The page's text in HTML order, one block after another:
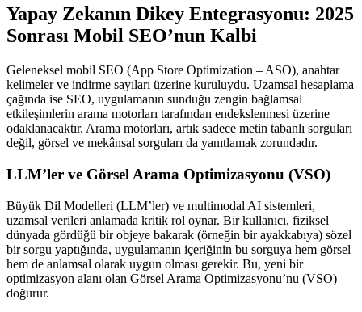
Yapay Zekanın Dikey Entegrasyonu: 2025
Sonrası Mobil SEO’nun Kalbi
Geleneksel mobil SEO (App Store Optimization – ASO), anahtar
kelimeler ve indirme sayıları üzerine kuruluydu. Uzamsal hesaplama
çağında ise SEO, uygulamanın sunduğu zengin bağlamsal
etkileşimlerin arama motorları tarafından endekslenmesi üzerine
odaklanacaktır. Arama motorları, artık sadece metin tabanlı sorguları
değil, görsel ve mekânsal sorguları da yanıtlamak zorundadır.
LLM’ler ve Görsel Arama Optimizasyonu (VSO)
Büyük Dil Modelleri (LLM’ler) ve multimodal AI sistemleri,
uzamsal verileri anlamada kritik rol oynar. Bir kullanıcı, fiziksel
dünyada gördüğü bir objeye bakarak (örneğin bir ayakkabıya) sözel
bir sorgu yaptığında, uygulamanın içeriğinin bu sorguya hem görsel
hem de anlamsal olarak uygun olması gerekir. Bu, yeni bir
optimizasyon alanı olan Görsel Arama Optimizasyonu’nu (VSO)
doğurur.